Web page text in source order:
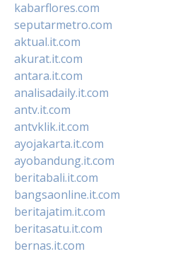
kabarflores.com
seputarmetro.com
aktual.it.com
akurat.it.com
antara.it.com
analisadaily.it.com
antv.it.com
antvklik.it.com
ayojakarta.it.com
ayobandung.it.com
beritabali.it.com
bangsaonline.it.com
beritajatim.it.com
beritasatu.it.com
bernas.it.com